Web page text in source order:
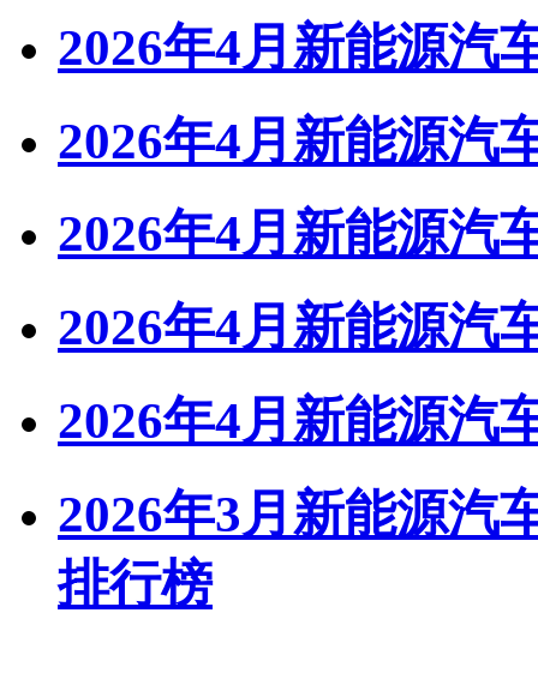
2026年4月新能源汽
2026年4月新能源汽
2026年4月新能源汽
2026年4月新能源汽
2026年4月新能源汽
2026年3月新能源汽
排行榜